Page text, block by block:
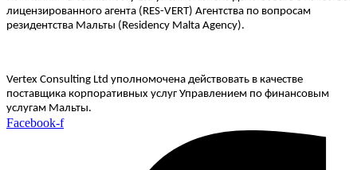
лицензированного агента (RES-VERT) Агентства по вопросам
резидентства Мальты (Residency Malta Agency).
Vertex Consulting Ltd уполномочена действовать в качестве
поставщика корпоративных услуг Управлением по финансовым
услугам Мальты.
Facebook-f